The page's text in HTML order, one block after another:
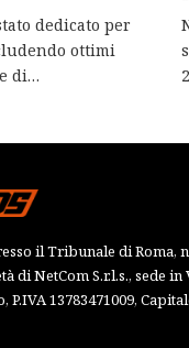
dedicato per
ottimi
di…
il Tribunale di Roma,
di NetCom S.r.l.s., sede in
13783471009,